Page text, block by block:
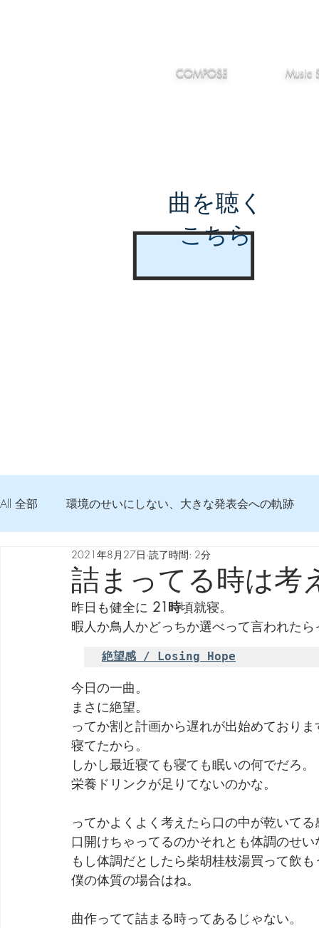
COMPOSE Music
曲を聴く
こちら
All 全部 環境のせいにしない、大きな発表会への軌跡
弦交換の記録 DTM 始める 知っておきたいコト
Imanjy Studio 使われているモノ 食べんじーの美味
詰まってる時は考
2021年8月27日 読了時間: 2分
昨日も健全に 21時頃就寝。
暇人か鳥人かどっちか選べって言われた
絶望感 / Losing Hope
今日の一曲。
まさに絶望。
ってか割と計画から遅れが出始めておりま
寝てたから。
しかし最近寝ても寝ても眠いの何でだろ。
栄養ドリンクが足りてないのかな。
ってかよくよく考えたら口の中が乾いて
口開けちゃってるのかそれとも体調のせい
もし体調だとしたら柴胡桂枝湯買って飲も
僕の体質の場合はね。
曲作ってて詰まる時ってあるじゃない。